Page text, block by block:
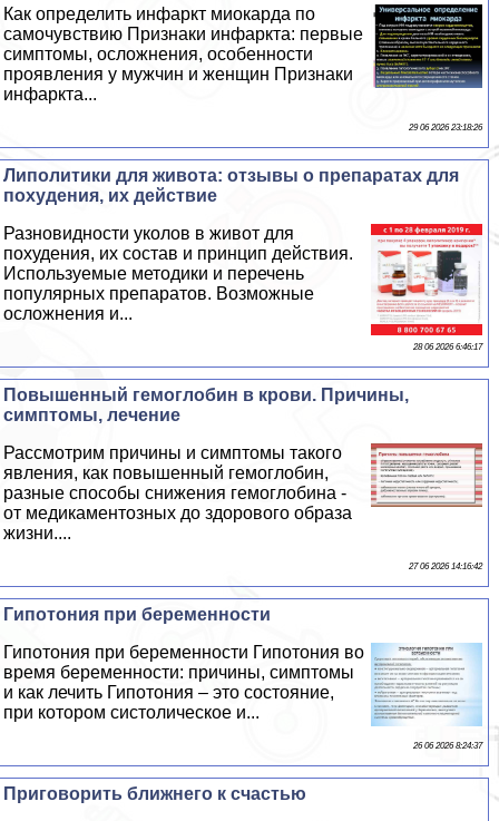
Как определить инфаркт миокарда по
самочувствию Признаки инфаркта: первые
симптомы, осложнения, особенности
проявления у мужчин и женщин Признаки
инфаркта...
29 06 2026 23:18:26
Липолитики для живота: отзывы о препаратах для
похудения, их действие
Разновидности уколов в живот для
похудения, их состав и принцип действия.
Используемые методики и перечень
популярных препаратов. Возможные
осложнения и...
28 06 2026 6:46:17
Повышенный гемоглобин в крови. Причины,
симптомы, лечение
Рассмотрим причины и симптомы такого
явления, как повышенный гемоглобин,
разные способы снижения гемоглобина -
от медикаментозных до здорового образа
жизни....
27 06 2026 14:16:42
Гипотония при беременности
Гипотония при беременности Гипотония во
время беременности: причины, симптомы
и как лечить Гипотония – это состояние,
при котором систолическое и...
26 06 2026 8:24:37
Приговорить ближнего к счастью